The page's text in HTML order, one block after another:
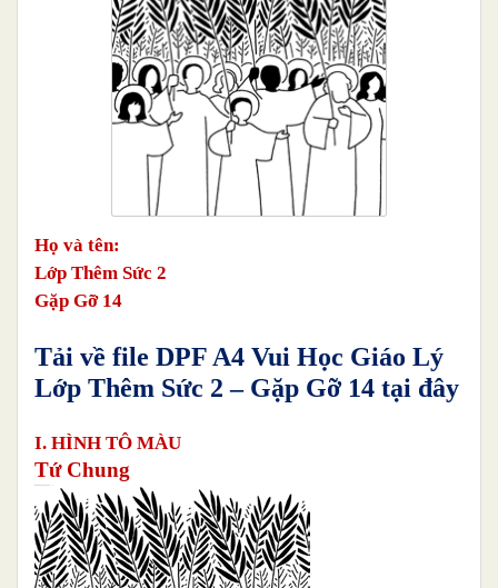
Họ và tên:
Lớp Thêm Sức 2
Gặp Gỡ 14
Tải về file DPF A4 Vui Học Giáo Lý
Lớp Thêm Sức 2 – Gặp Gỡ 14 tại đây
I. HÌNH TÔ MÀU
Tứ Chung